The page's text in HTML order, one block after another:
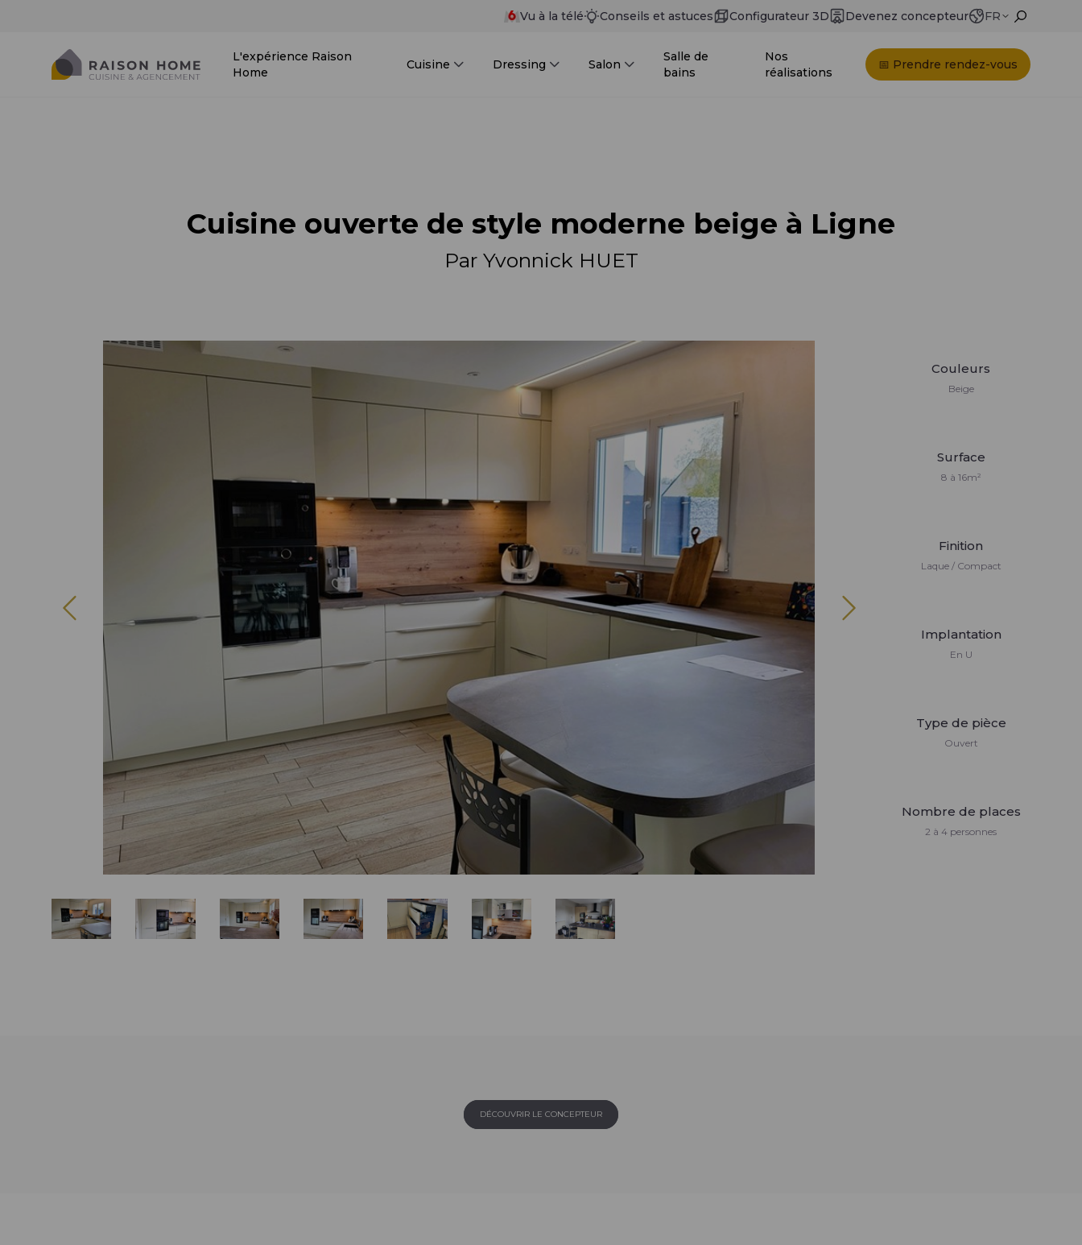
Vu à la télé Conseils et astuces Configurateur 3D Devenez concepteur FR
L'expérience Raison
Home
Cuisine Dressing Salon
Salle de
bains
Nos
réalisations
📅 Prendre rendez-vous
Cuisine ouverte de style moderne beige à Ligne
Par Yvonnick HUET
Couleurs
Beige
Surface
8 à 16m²
Finition
Laque / Compact
Implantation
En U
Type de pièce
Ouvert
Nombre de places
2 à 4 personnes
DÉCOUVRIR LE CONCEPTEUR